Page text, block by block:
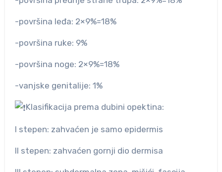
-površina leđa: 2×9%=18%
-površina ruke: 9%
-površina noge: 2×9%=18%
-vanjske genitalije: 1%
Klasifikacija prema dubini opektina:
I stepen: zahvaćen je samo epidermis
II stepen: zahvaćen gornji dio dermisa